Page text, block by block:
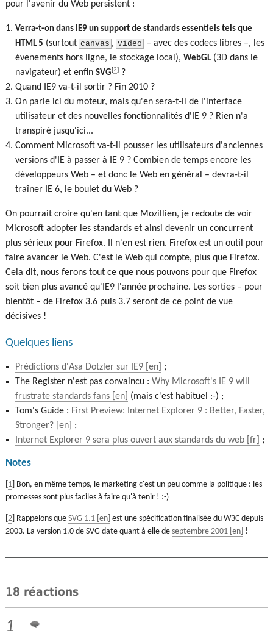
pour l'avenir du Web persistent :
Verra-t-on dans IE9 un support de standards essentiels tels que
HTML 5 (surtout canvas , video – avec des codecs libres –, les
évenements hors ligne, le stockage local), WebGL(3D dans le
navigateur) et enfin SVG[2]?
Quand IE9 va-t-il sortir ? Fin 2010 ?
On parle ici du moteur, mais qu'en sera-t-il de l'interface
utilisateur et des nouvelles fonctionnalités d'IE 9 ? Rien n'a
transpiré jusqu'ici...
Comment Microsoft va-t-il pousser les utilisateurs d'anciennes
versions d'IE à passer à IE 9 ? Combien de temps encore les
développeurs Web – et donc le Web en général – devra-t-il
traîner IE 6, le boulet du Web ?
On pourrait croire qu'en tant que Mozillien, je redoute de voir
Microsoft adopter les standards et ainsi devenir un concurrent
plus sérieux pour Firefox. Il n'en est rien. Firefox est un outil pour
faire avancer le Web. C'est le Web qui compte, plus que Firefox.
Cela dit, nous ferons tout ce que nous pouvons pour que Firefox
soit bien plus avancé qu'IE9 l'année prochaine. Les sorties – pour
bientôt – de Firefox 3.6 puis 3.7 seront de ce point de vue
décisives !
Quelques liens
Prédictions d'Asa Dotzler sur IE9
;
The Register n'est pas convaincu : Why Microsoft's IE 9 will
frustrate standards fans
(mais c'est habituel :-) ;
Tom's Guide : First Preview: Internet Explorer 9 : Better, Faster,
Stronger?
;
Internet Explorer 9 sera plus ouvert aux standards du web
;
Notes
1] Bon, en même temps, le marketing c'est un peu comme la politique : les
promesses sont plus faciles à faire qu'à tenir ! :-)
2] Rappelons que SVG 1.1
est une spécification finalisée du W3C depuis
2003. La version 1.0 de SVG date quant à elle de septembre 2001 !
18 réactions
1